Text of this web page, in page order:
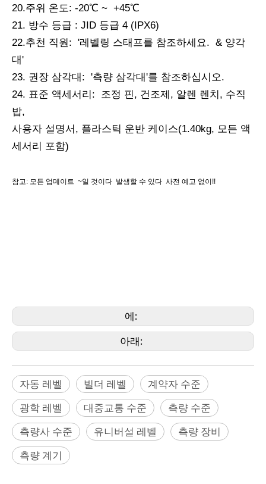
Automatic Level
20.주위 온도: -20℃ ~ +45℃
21. 방수 등급 : JID 등급 4 (IPX6)
22.추천 직원: '레벨링 스태프를 참조하세요. & 양각
대'
23. 권장 삼각대: '측량 삼각대'를 참조하십시오.
24. 표준 액세서리: 조정 핀, 건조제, 알렌 렌치, 수직
밥,
사용자 설명서, 플라스틱 운반 케이스(1.40kg, 모든 액
세서리 포함)
참고: 모든 업데이트 ~일 것이다 발생할 수 있다 사전 예고 없이!!
에:
아래:
자동 레벨 빌더 레벨
계약자 수준
광학 레벨
대중교통 수준
측량 수준
측량사 수준
유니버설 레벨
측량 장비
측량 계기